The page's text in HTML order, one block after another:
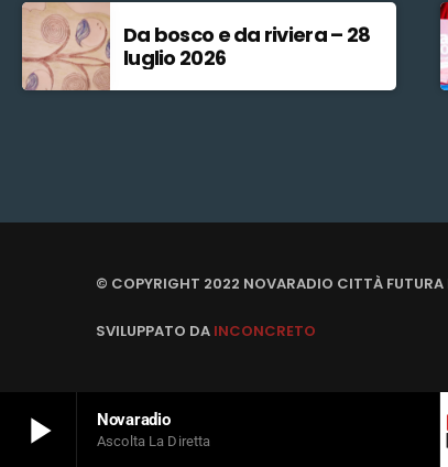
play_arrow Novaradio
Ascolta La Diretta
Da bosco e da riviera – 28
luglio 2026
© COPYRIGHT 2022 NOVARADIO CITTÀ FUTURA
SVILUPPATO DA INCONCRETO